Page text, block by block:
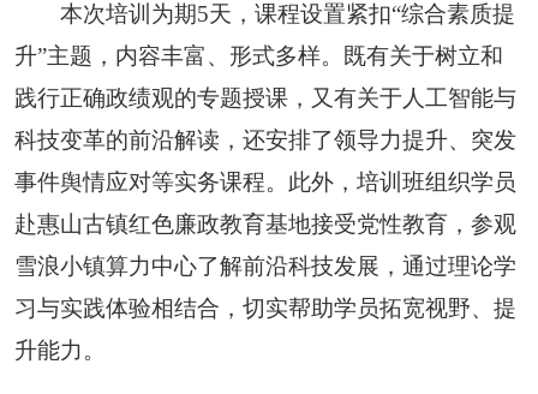
本次培训为期5天，课程设置紧扣“综合素质提
升”主题，内容丰富、形式多样。既有关于树立和
践行正确政绩观的专题授课，又有关于人工智能与
科技变革的前沿解读，还安排了领导力提升、突发
事件舆情应对等实务课程。此外，培训班组织学员
赴惠山古镇红色廉政教育基地接受党性教育，参观
雪浪小镇算力中心了解前沿科技发展，通过理论学
习与实践体验相结合，切实帮助学员拓宽视野、提
升能力。